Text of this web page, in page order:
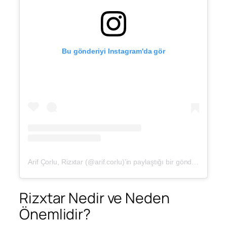
Bu gönderiyi Instagram'da gör
Arif Çorlu, Rizxtar (@arif.corlu)'in paylaştığı bir gönderi
Rizxtar Nedir ve Neden
Önemlidir?